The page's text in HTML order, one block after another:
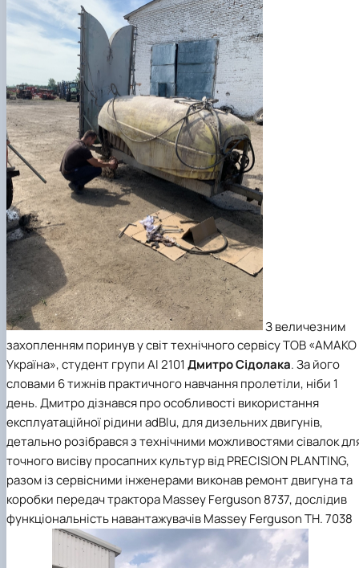
З величезним
захопленням поринув у світ технічного сервісу ТОВ «АМАКО
Україна», студент групи АІ 2101 Дмитро Сідолака. За його
словами 6 тижнів практичного навчання пролетіли, ніби 1
день. Дмитро дізнався про особливості використання
експлуатаційної рідини adBlu, для дизельних двигунів,
детально розібрався з технічними можливостями сівалок
точного висіву просапних культур від PRECISION PLANTING,
разом із сервісними інженерами виконав ремонт двигуна та
коробки передач трактора Massey Ferguson 8737, дослідив
функціональність навантажувачів Massey Ferguson TH. 7038